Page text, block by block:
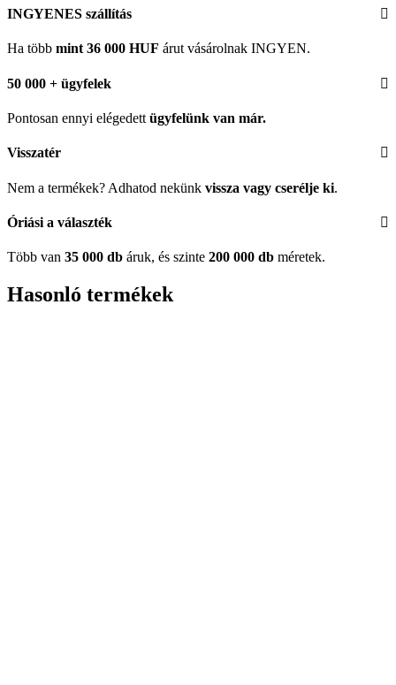
INGYENES szállítás
Ha több mint 36 000 HUF árut vásárolnak INGYEN.
50 000 + ügyfelek
Pontosan ennyi elégedett ügyfelünk van már.
Visszatér
Nem a termékek? Adhatod nekünk vissza vagy cserélje ki.
Óriási a választék
Több van 35 000 db áruk, és szinte 200 000 db méretek.
Hasonló termékek